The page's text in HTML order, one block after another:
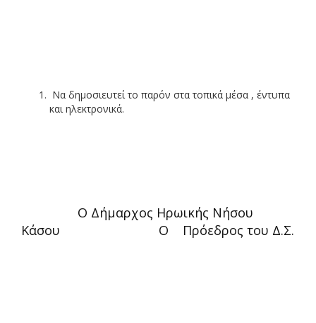
Να δημοσιευτεί το παρόν στα τοπικά μέσα , έντυπα
και ηλεκτρονικά.
Ο Δήμαρχος Ηρωικής Νήσου
Κάσου Ο Πρόεδρος του Δ.Σ.